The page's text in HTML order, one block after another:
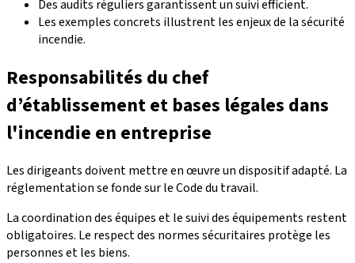
Des audits réguliers garantissent un suivi efficient.
Les exemples concrets illustrent les enjeux de la sécurité
incendie.
Responsabilités du chef
d’établissement et bases légales dans
l'incendie en entreprise
Les dirigeants doivent mettre en œuvre un dispositif adapté. La
réglementation se fonde sur le Code du travail.
La coordination des équipes et le suivi des équipements restent
obligatoires. Le respect des normes sécuritaires protège les
personnes et les biens.